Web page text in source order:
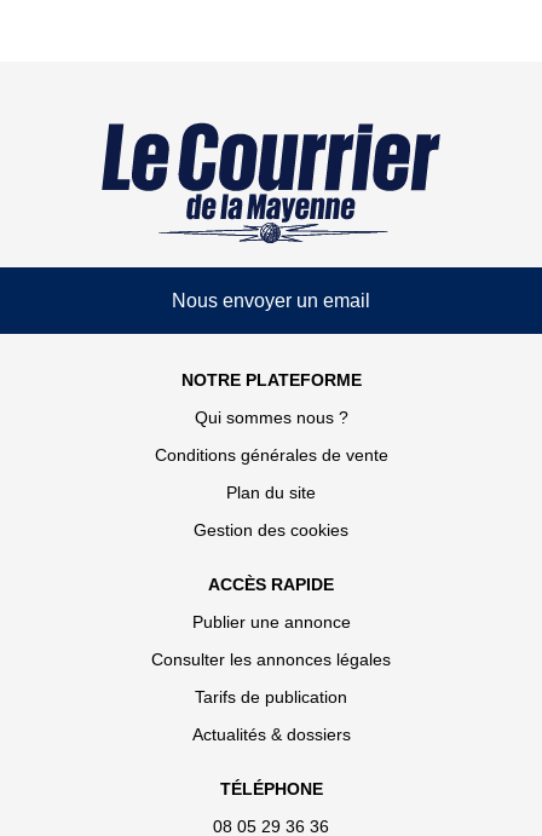
Nous envoyer un email
NOTRE PLATEFORME
Qui sommes nous ?
Conditions générales de vente
Plan du site
Gestion des cookies
ACCÈS RAPIDE
Publier une annonce
Consulter les annonces légales
Tarifs de publication
Actualités & dossiers
TÉLÉPHONE
08 05 29 36 36